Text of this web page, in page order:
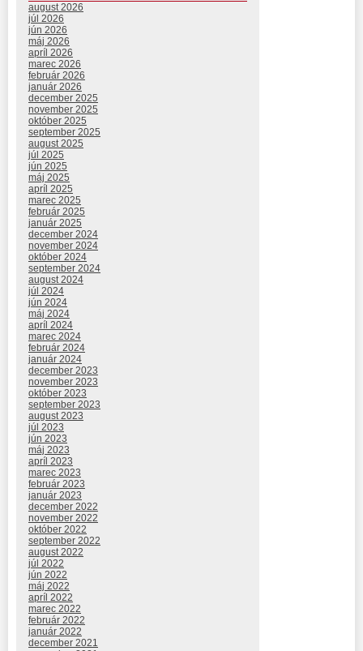
august 2026
júl 2026
jún 2026
máj 2026
apríl 2026
marec 2026
február 2026
január 2026
december 2025
november 2025
október 2025
september 2025
august 2025
júl 2025
jún 2025
máj 2025
apríl 2025
marec 2025
február 2025
január 2025
december 2024
november 2024
október 2024
september 2024
august 2024
júl 2024
jún 2024
máj 2024
apríl 2024
marec 2024
február 2024
január 2024
december 2023
november 2023
október 2023
september 2023
august 2023
júl 2023
jún 2023
máj 2023
apríl 2023
marec 2023
február 2023
január 2023
december 2022
november 2022
október 2022
september 2022
august 2022
júl 2022
jún 2022
máj 2022
apríl 2022
marec 2022
február 2022
január 2022
december 2021